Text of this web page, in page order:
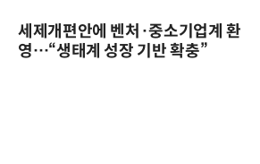
세제개편안에 벤처·중소기업계 환
영…“생태계 성장 기반 확충”